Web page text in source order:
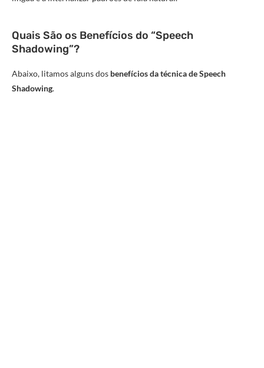
Quais São os Benefícios do “Speech
Shadowing”?
Abaixo, litamos alguns dos benefícios da técnica de Speech
Shadowing.